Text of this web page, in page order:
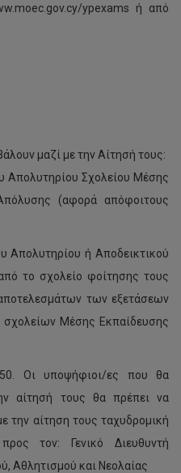
ypexams ή από
μαζί με την Αίτησή τους:
Απολυτηρίου Σχολείου Μέσης
(αφορά απόφοιτους
Απολυτηρίου ή Αποδεικτικού
το σχολείο φοίτησης τους
των εξετάσεων
σχολείων Μέσης Εκπαίδευσης
Οι υποψήφιοι/ες που θα
αίτησή τους θα πρέπει να
την αίτηση τους ταχυδρομική
τον: Γενικό Διευθυντή
Αθλητισμού και Νεολαίας